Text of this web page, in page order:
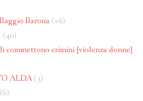
Barona (16)
(40)
commettono crimini [violenza donne]
ALDA(3)
(6)